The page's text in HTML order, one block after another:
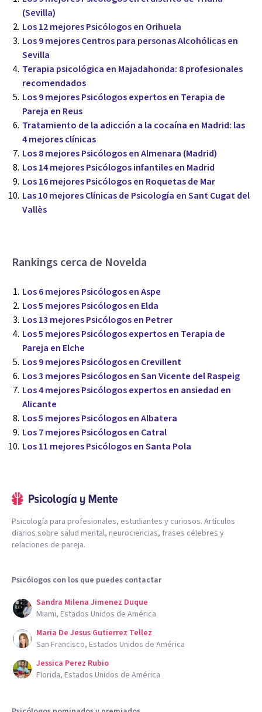
(Sevilla)
Los 12 mejores Psicólogos en Orihuela
Los 9 mejores Centros para personas Alcohólicas en
Sevilla
Terapia psicológica en Majadahonda: 8 profesionales
recomendados
Los 9 mejores Psicólogos expertos en Terapia de
Pareja en Reus
Tratamiento de la adicción a la cocaína en Madrid: las
4 mejores clínicas
Los 8 mejores Psicólogos en Almenara (Madrid)
Los 14 mejores Psicólogos infantiles en Madrid
Los 16 mejores Psicólogos en Roquetas de Mar
Las 10 mejores Clínicas de Psicología en Sant Cugat del
Vallès
Rankings cerca de Novelda
Los 6 mejores Psicólogos en Aspe
Los 5 mejores Psicólogos en Elda
Los 13 mejores Psicólogos en Petrer
Los 5 mejores Psicólogos expertos en Terapia de
Pareja en Elche
Los 9 mejores Psicólogos en Crevillent
Los 3 mejores Psicólogos en San Vicente del Raspeig
Los 4 mejores Psicólogos expertos en ansiedad en
Alicante
Los 5 mejores Psicólogos en Albatera
Los 7 mejores Psicólogos en Catral
Los 11 mejores Psicólogos en Santa Pola
Psicología para profesionales, estudiantes y curiosos. Artículos
diarios sobre salud mental, neurociencias, frases célebres y
relaciones de pareja.
Psicólogos con los que puedes contactar
Sandra Milena Jimenez Duque
Miami, Estados Unidos de América
Maria De Jesus Gutierrez Tellez
San Francisco, Estados Unidos de América
Jessica Perez Rubio
Florida, Estados Unidos de América